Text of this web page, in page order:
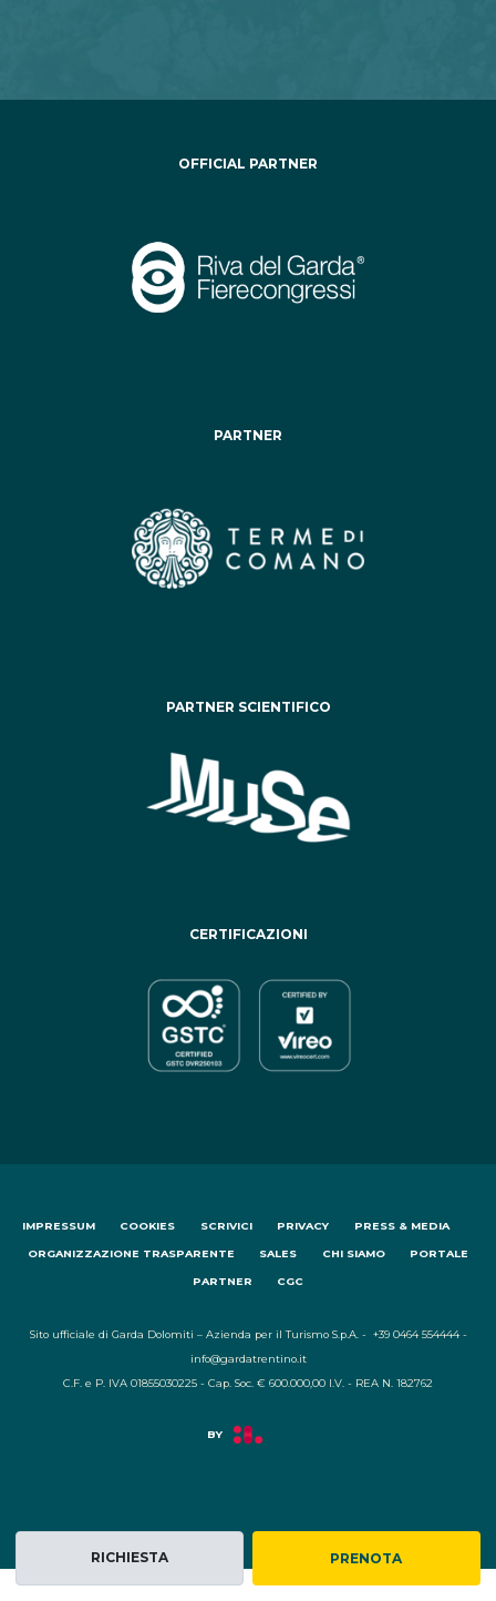
RICHIESTA PRENOTA
OFFICIAL PARTNER
PARTNER
PARTNER SCIENTIFICO
CERTIFICAZIONI
IMPRESSUM COOKIES SCRIVICI PRIVACY PRESS & MEDIA
ORGANIZZAZIONE TRASPARENTE SALES CHI SIAMO PORTALE
PARTNER CGC
Sito ufficiale di Garda Dolomiti – Azienda per il Turismo S.p.A. - +39 0464 554444 -
info@gardatrentino.it
C.F. e P. IVA 01855030225 - Cap. Soc. € 600.000,00 I.V. - REA N. 182762